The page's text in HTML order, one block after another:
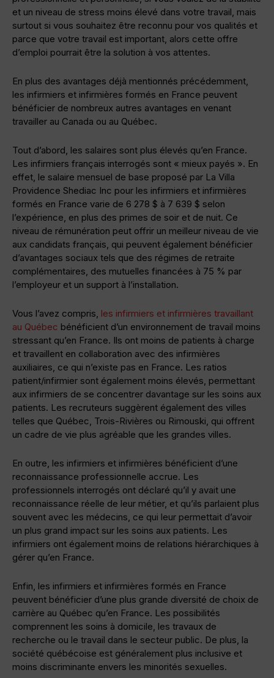
et un niveau de stress moins élevé dans votre travail, mais
surtout si vous souhaitez être reconnu pour vos qualités et
parce que votre travail est important, alors cette offre
d’emploi pourrait être la solution à vos attentes.
En plus des avantages déjà mentionnés précédemment,
les infirmiers et infirmières formés en France peuvent
bénéficier de nombreux autres avantages en venant
travailler au Canada ou au Québec.
Tout d’abord, les salaires sont plus élevés qu’en France.
Les infirmiers français interrogés sont « mieux payés ». En
effet, le salaire mensuel de base proposé par La Villa
Providence Shediac Inc pour les infirmiers et infirmières
formés en France varie de 6 278 $ à 7 639 $ selon
l’expérience, en plus des primes de soir et de nuit. Ce
niveau de rémunération peut offrir un meilleur niveau de vie
aux candidats français, qui peuvent également bénéficier
d’avantages sociaux tels que des régimes de retraite
complémentaires, des mutuelles financées à 75 % par
l’employeur et un support à l’installation.
Vous l’avez compris, les infirmiers et infirmières travaillant
au Québec bénéficient d’un environnement de travail moins
stressant qu’en France. Ils ont moins de patients à charge
et travaillent en collaboration avec des infirmières
auxiliaires, ce qui n’existe pas en France. Les ratios
patient/infirmier sont également moins élevés, permettant
aux infirmiers de se concentrer davantage sur les soins aux
patients. Les recruteurs suggèrent également des villes
telles que Québec, Trois-Rivières ou Rimouski, qui offrent
un cadre de vie plus agréable que les grandes villes.
En outre, les infirmiers et infirmières bénéficient d’une
reconnaissance professionnelle accrue. Les
professionnels interrogés ont déclaré qu’il y avait une
reconnaissance réelle de leur métier, et qu’ils parlaient plus
souvent avec les médecins, ce qui leur permettait d’avoir
un plus grand impact sur les soins aux patients. Les
infirmiers ont également moins de relations hiérarchiques à
gérer qu’en France.
Enfin, les infirmiers et infirmières formés en France
peuvent bénéficier d’une plus grande diversité de choix de
carrière au Québec qu’en France. Les possibilités
comprennent les soins à domicile, les travaux de
recherche ou le travail dans le secteur public. De plus, la
société québécoise est généralement plus inclusive et
moins discriminante envers les minorités sexuelles.